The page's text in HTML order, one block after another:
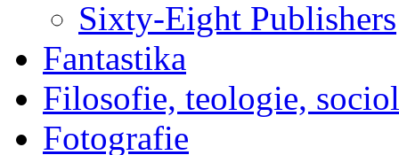
Sixty-Eight Publishers
Fantastika
Filosofie, teologie,
Fotografie